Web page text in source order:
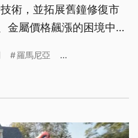
術，並拓展舊鐘修復市
金屬價格飆漲的困境中，
羅馬尼亞 ...